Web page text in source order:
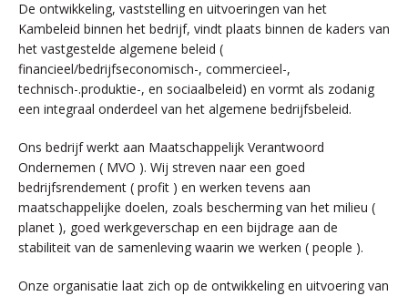
De ontwikkeling, vaststelling en uitvoeringen van het
Kambeleid binnen het bedrijf, vindt plaats binnen de kaders van
het vastgestelde algemene beleid (
financieel/bedrijfseconomisch-, commercieel-,
technisch-.produktie-, en sociaalbeleid) en vormt als zodanig
een integraal onderdeel van het algemene bedrijfsbeleid.
Ons bedrijf werkt aan Maatschappelijk Verantwoord
Ondernemen ( MVO ). Wij streven naar een goed
bedrijfsrendement ( profit ) en werken tevens aan
maatschappelijke doelen, zoals bescherming van het milieu (
planet ), goed werkgeverschap en een bijdrage aan de
stabiliteit van de samenleving waarin we werken ( people ).
Onze organisatie laat zich op de ontwikkeling en uitvoering van